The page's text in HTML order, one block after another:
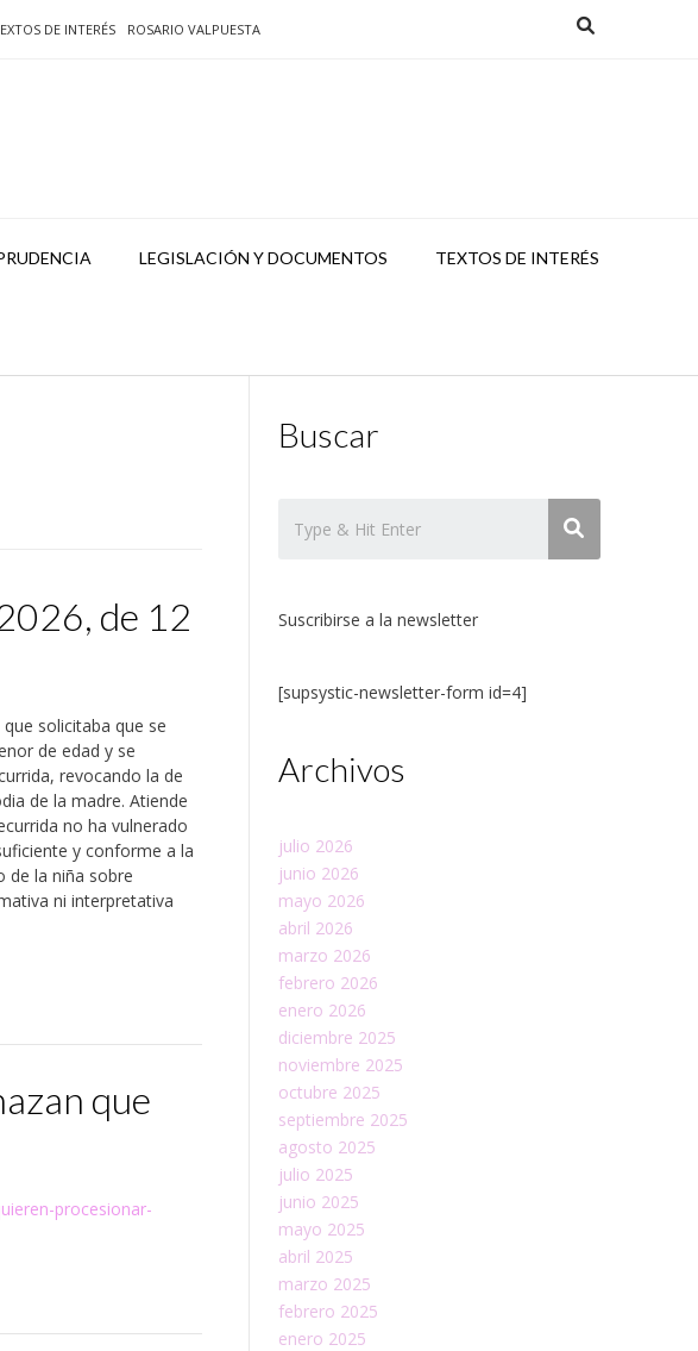
DE INTERÉS ROSARIO VALPUESTA
LEGISLACIÓN Y DOCUMENTOS TEXTOS DE INTERÉS
de 12
solicitaba que se
de edad y se
revocando la de
de la madre. Atiende
no ha vulnerado
y conforme a la
de la niña sobre
ni interpretativa
que
procesionar-
Buscar
Suscribirse a la newsletter
[supsystic-newsletter-form id=4]
Archivos
julio 2026
junio 2026
mayo 2026
abril 2026
marzo 2026
febrero 2026
enero 2026
diciembre 2025
noviembre 2025
octubre 2025
septiembre 2025
agosto 2025
julio 2025
junio 2025
mayo 2025
abril 2025
marzo 2025
febrero 2025
enero 2025